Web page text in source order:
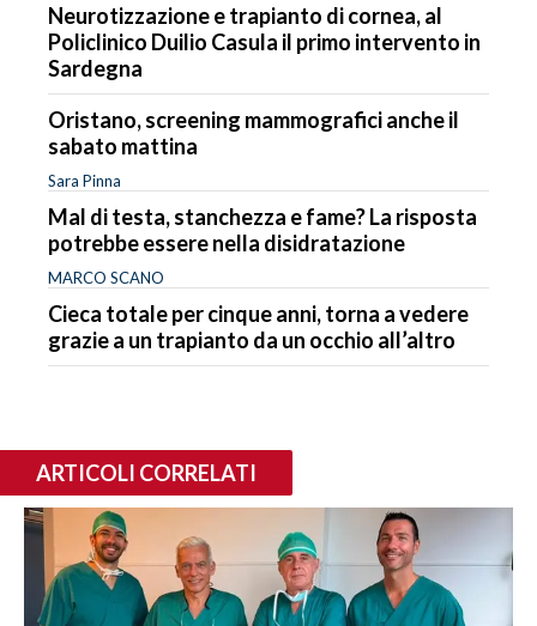
Neurotizzazione e trapianto di cornea, al
Policlinico Duilio Casula il primo intervento in
Sardegna
Oristano, screening mammografici anche il
sabato mattina
Sara Pinna
Mal di testa, stanchezza e fame? La risposta
potrebbe essere nella disidratazione
MARCO SCANO
Cieca totale per cinque anni, torna a vedere
grazie a un trapianto da un occhio all’altro
ARTICOLI CORRELATI